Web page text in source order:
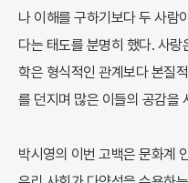
나 이해를 구하기보다 두 사람
다는 태도를 분명히 했다. 사
학은 형식적인 관계보다 본질
를 던지며 많은 이들의 공감을
박시영의 이번 고백은 문화계